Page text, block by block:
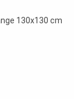
130x130 cm